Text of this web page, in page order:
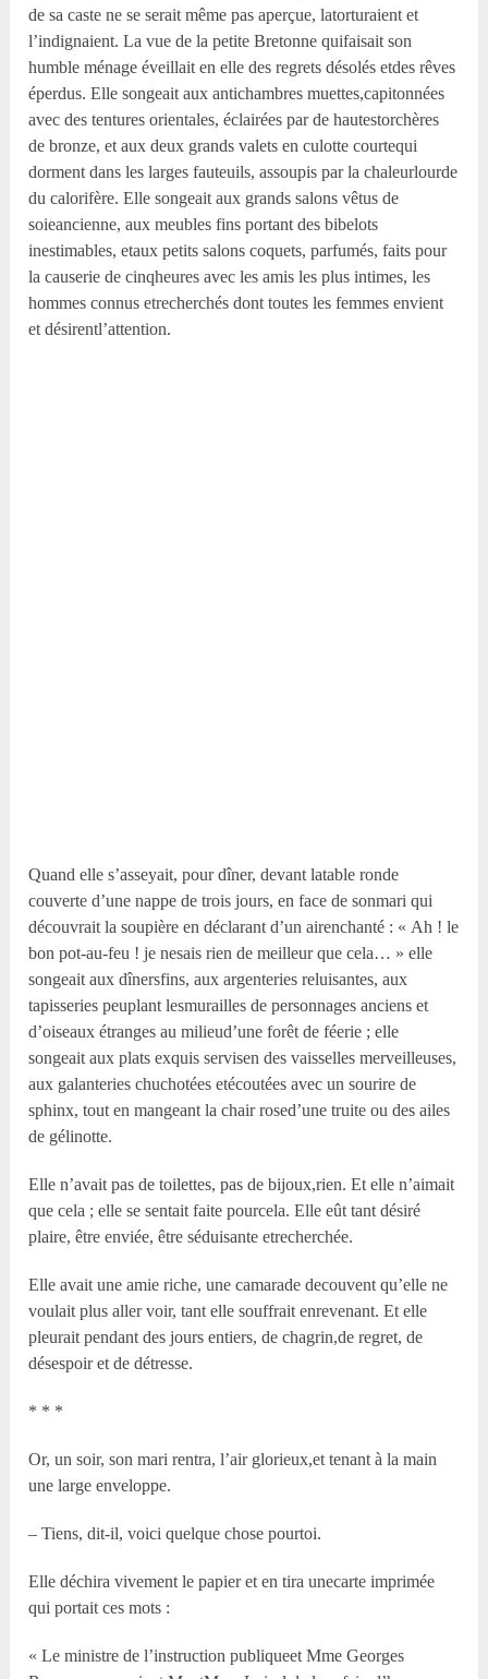
de sa caste ne se serait même pas aperçue, latorturaient et
l’indignaient. La vue de la petite Bretonne quifaisait son
humble ménage éveillait en elle des regrets désolés etdes rêves
éperdus. Elle songeait aux antichambres muettes,capitonnées
avec des tentures orientales, éclairées par de hautestorchères
de bronze, et aux deux grands valets en culotte courtequi
dorment dans les larges fauteuils, assoupis par la chaleurlourde
du calorifère. Elle songeait aux grands salons vêtus de
soieancienne, aux meubles fins portant des bibelots
inestimables, etaux petits salons coquets, parfumés, faits pour
la causerie de cinqheures avec les amis les plus intimes, les
hommes connus etrecherchés dont toutes les femmes envient
et désirentl’attention.
Quand elle s’asseyait, pour dîner, devant latable ronde
couverte d’une nappe de trois jours, en face de sonmari qui
découvrait la soupière en déclarant d’un airenchanté : « Ah ! le
bon pot-au-feu ! je nesais rien de meilleur que cela… » elle
songeait aux dînersfins, aux argenteries reluisantes, aux
tapisseries peuplant lesmurailles de personnages anciens et
d’oiseaux étranges au milieud’une forêt de féerie ; elle
songeait aux plats exquis servisen des vaisselles merveilleuses,
aux galanteries chuchotées etécoutées avec un sourire de
sphinx, tout en mangeant la chair rosed’une truite ou des ailes
de gélinotte.
Elle n’avait pas de toilettes, pas de bijoux,rien. Et elle n’aimait
que cela ; elle se sentait faite pourcela. Elle eût tant désiré
plaire, être enviée, être séduisante etrecherchée.
Elle avait une amie riche, une camarade decouvent qu’elle ne
voulait plus aller voir, tant elle souffrait enrevenant. Et elle
pleurait pendant des jours entiers, de chagrin,de regret, de
désespoir et de détresse.
* * *
Or, un soir, son mari rentra, l’air glorieux,et tenant à la main
une large enveloppe.
– Tiens, dit-il, voici quelque chose pourtoi.
Elle déchira vivement le papier et en tira unecarte imprimée
qui portait ces mots :
« Le ministre de l’instruction publiqueet Mme Georges